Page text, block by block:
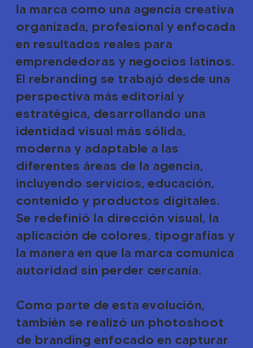
la marca como una agencia creativa
organizada, profesional y enfocada
en resultados reales para
emprendedoras y negocios latinos.
El rebranding se trabajó desde una
perspectiva más editorial y
estratégica, desarrollando una
identidad visual más sólida,
moderna y adaptable a las
diferentes áreas de la agencia,
incluyendo servicios, educación,
contenido y productos digitales.
Se redefinió la dirección visual, la
aplicación de colores, tipografías y
la manera en que la marca comunica
autoridad sin perder cercanía.
Como parte de esta evolución,
también se realizó un photoshoot
de branding enfocado en capturar